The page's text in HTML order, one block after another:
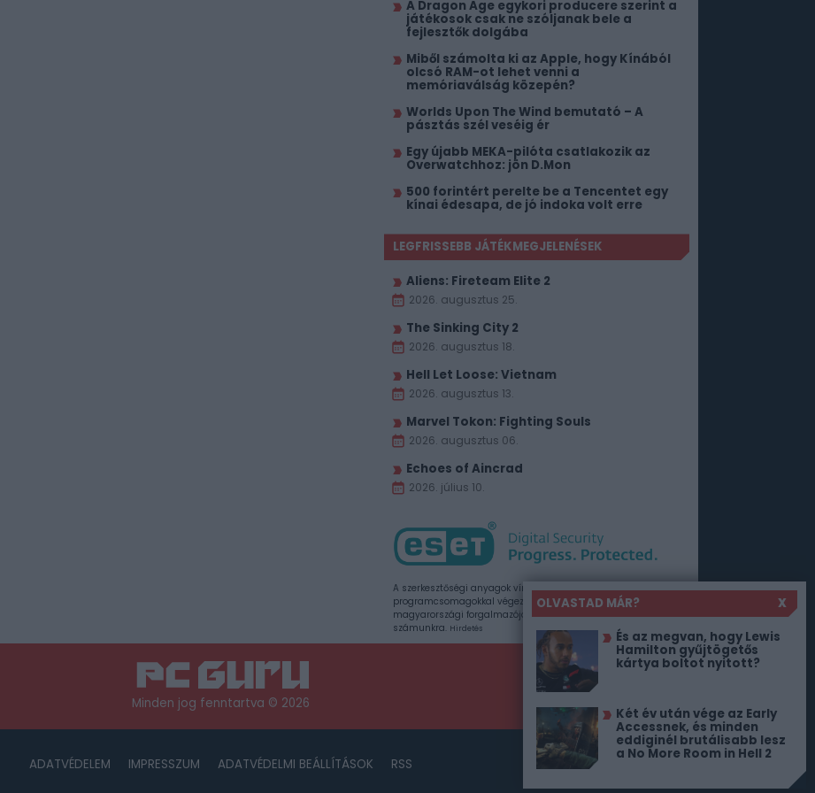
OLVASTAD MÁR?
X
És az megvan, hogy Lewis
Hamilton gyűjtögetős
kártya boltot nyitott?
Két év után vége az Early
Accessnek, és minden
eddiginél brutálisabb lesz
a No More Room in Hell 2
A Dragon Age egykori producere szerint a
játékosok csak ne szóljanak bele a
fejlesztők dolgába
Miből számolta ki az Apple, hogy Kínából
olcsó RAM-ot lehet venni a
memóriaválság közepén?
Worlds Upon The Wind bemutató – A
pásztás szél veséig ér
Egy újabb MEKA-pilóta csatlakozik az
Overwatchhoz: jön D.Mon
500 forintért perelte be a Tencentet egy
kínai édesapa, de jó indoka volt erre
LEGFRISSEBB JÁTÉKMEGJELENÉSEK
Aliens: Fireteam Elite 2
2026. augusztus 25.
The Sinking City 2
2026. augusztus 18.
Hell Let Loose: Vietnam
2026. augusztus 13.
Marvel Tokon: Fighting Souls
2026. augusztus 06.
Echoes of Aincrad
2026. július 10.
A szerkesztőségi anyagok vírusellenőrzését az ESET
programcsomagokkal végezzük, amelyet a szoftver
magyarországi forgalmazója, a Sicontact Kft. biztosít
számunkra. Hirdetés
Minden jog fenntartva © 2026
ADATVÉDELEM IMPRESSZUM ADATVÉDELMI BEÁLLÍTÁSOK RSS